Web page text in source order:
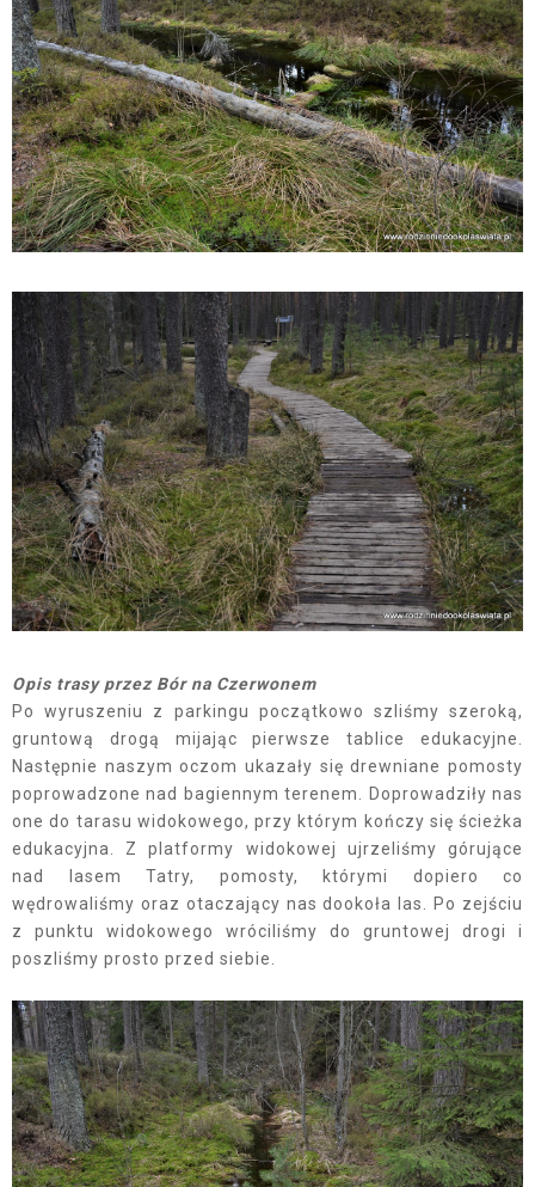
Opis trasy przez Bór na Czerwonem
Po wyruszeniu z parkingu początkowo szliśmy szeroką,
gruntową drogą mijając pierwsze tablice edukacyjne.
Następnie naszym oczom ukazały się drewniane pomosty
poprowadzone nad bagiennym terenem. Doprowadziły nas
one do tarasu widokowego, przy którym kończy się ścieżka
edukacyjna. Z platformy widokowej ujrzeliśmy górujące
nad lasem Tatry, pomosty, którymi dopiero co
wędrowaliśmy oraz otaczający nas dookoła las. Po zejściu
z punktu widokowego wróciliśmy do gruntowej drogi i
poszliśmy prosto przed siebie.